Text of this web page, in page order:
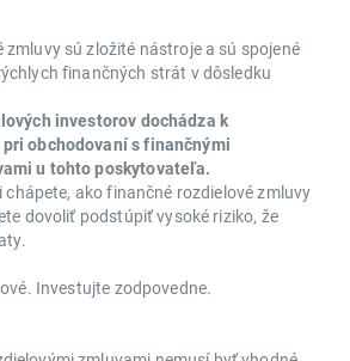
zmluvy sú zložité nástroje a sú spojené
finančných strát v dôsledku
investorov dochádza k
obchodovaní s finančnými
u tohto poskytovateľa.
chápete, ako finančné rozdielové zmluvy
dovoliť podstúpiť vysoké riziko, že
Investujte zodpovedne.